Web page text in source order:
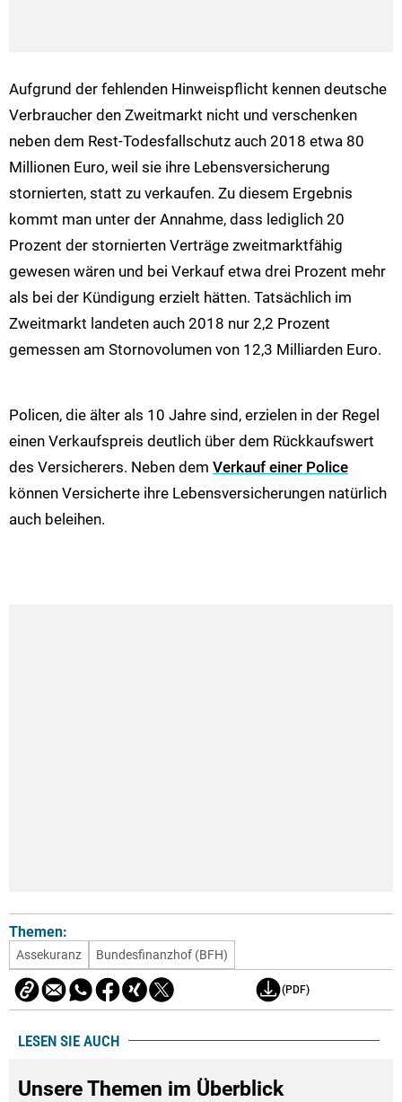
Aufgrund der fehlenden Hinweispflicht kennen deutsche
Verbraucher den Zweitmarkt nicht und verschenken
neben dem Rest-Todesfallschutz auch 2018 etwa 80
Millionen Euro, weil sie ihre Lebensversicherung
stornierten, statt zu verkaufen. Zu diesem Ergebnis
kommt man unter der Annahme, dass lediglich 20
Prozent der stornierten Verträge zweitmarktfähig
gewesen wären und bei Verkauf etwa drei Prozent mehr
als bei der Kündigung erzielt hätten. Tatsächlich im
Zweitmarkt landeten auch 2018 nur 2,2 Prozent
gemessen am Stornovolumen von 12,3 Milliarden Euro.
Policen, die älter als 10 Jahre sind, erzielen in der Regel
einen Verkaufspreis deutlich über dem Rückkaufswert
des Versicherers. Neben dem Verkauf einer Police
können Versicherte ihre Lebensversicherungen natürlich
auch beleihen.
Themen:
Assekuranz Bundesfinanzhof (BFH)
(PDF)
LESEN SIE AUCH
Unsere Themen im Überblick